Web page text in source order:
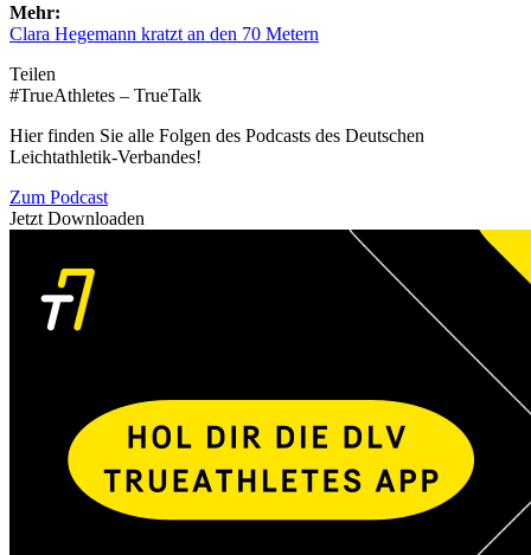
Mehr:
Clara Hegemann kratzt an den 70 Metern
Teilen
#TrueAthletes – TrueTalk
Hier finden Sie alle Folgen des Podcasts des Deutschen
Leichtathletik-Verbandes!
Zum Podcast
Jetzt Downloaden